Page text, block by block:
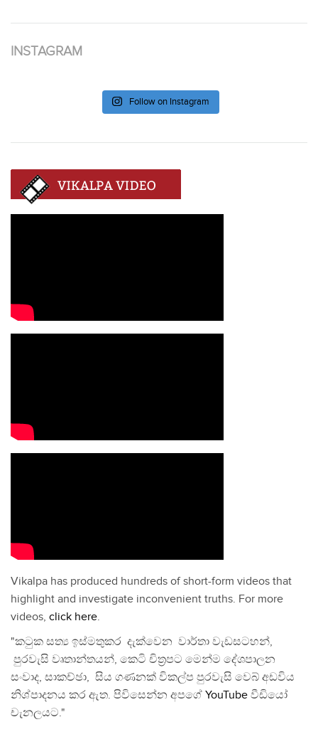
INSTAGRAM
Follow on Instagram
Vikalpa has produced hundreds of short-form videos that
highlight and investigate inconvenient truths. For more
videos, click here.
"කටුක සත්‍ය ඉස්මතුකර දැක්වෙන වාර්තා වැඩසටහන්,
පුරවැසි වෘතාන්තයන්, කෙටි චිත්‍රපට මෙන්ම දේශපාලන
සංවාද, සාකච්ඡා, සිය ගණනක් විකල්ප පුරවැසි වෙබ් අඩවිය
නිශ්පාදනය කර ඇත. පිවිසෙන්න අපගේ YouTube වීඩියෝ
චැනලයට."